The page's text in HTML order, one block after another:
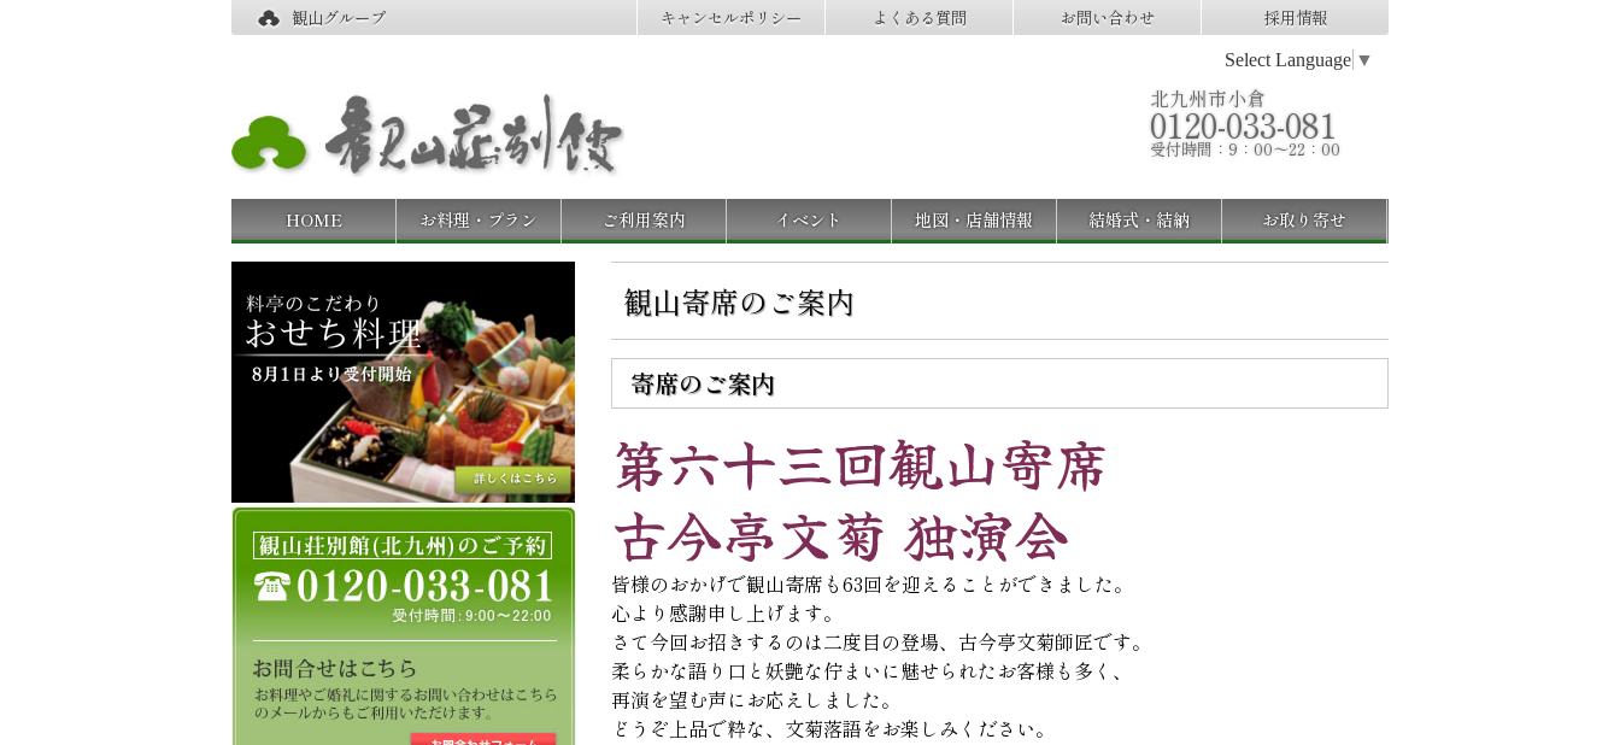
観山グループ キャンセルポリシー よくある質問 お問い合わせ 採用情報
Select Language ▼
北九州市小倉
0120-033-081
受付時間：9：00～22：00
HOME お料理・プラン ご利用案内 イベント 地図・店舗情報 結婚式・結納 お取り寄せ
観山寄席のご案内
寄席のご案内
第六十三回観山寄席
古今亭文菊 独演会
皆様のおかげで観山寄席も63回を迎えることができました。
心より感謝申し上げます。
さて今回お招きするのは二度目の登場、古今亭文菊師匠です。
柔らかな語り口と妖艶な佇まいに魅せられたお客様も多く、
再演を望む声にお応えしました。
どうぞ上品で粋な、文菊落語をお楽しみください。